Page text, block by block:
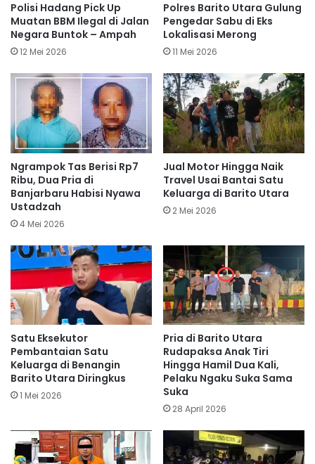
Polisi Hadang Pick Up
Muatan BBM Ilegal di Jalan
Negara Buntok – Ampah
12 Mei 2026
Polres Barito Utara Gulung
Pengedar Sabu di Eks
Lokalisasi Merong
11 Mei 2026
Ngrampok Tas Berisi Rp7
Ribu, Dua Pria di
Banjarbaru Habisi Nyawa
Ustadzah
4 Mei 2026
Jual Motor Hingga Naik
Travel Usai Bantai Satu
Keluarga di Barito Utara
2 Mei 2026
Satu Eksekutor
Pembantaian Satu
Keluarga di Benangin
Barito Utara Diringkus
1 Mei 2026
Pria di Barito Utara
Rudapaksa Anak Tiri
Hingga Hamil Dua Kali,
Pelaku Ngaku Suka Sama
Suka
28 April 2026